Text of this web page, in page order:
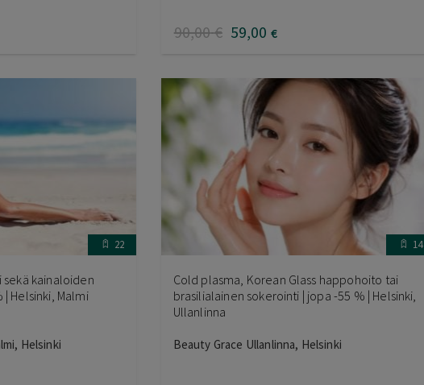
90,00€ 59,00 €
22
kainaloiden
Helsinki, Malmi
Helsinki
14
Cold plasma, Korean Glass happohoito tai
brasilialainen sokerointi | jopa -55 % | Helsinki,
Ullanlinna
Beauty Grace Ullanlinna, Helsinki